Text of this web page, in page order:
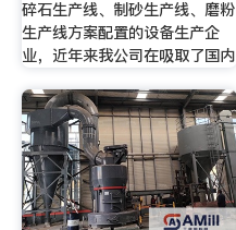
碎石生产线、制砂生产线、磨粉
生产线方案配置的设备生产企
业，近年来我公司在吸取了国内